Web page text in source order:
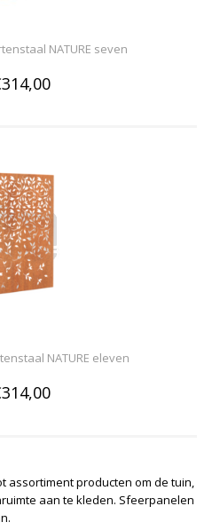
NATURE seven
NATURE eleven
assortiment producten om de tuin,
aan te kleden. Sfeerpanelen